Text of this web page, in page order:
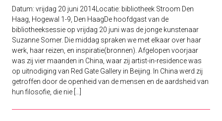
Datum: vrijdag 20 juni 2014Locatie: bibliotheek Stroom Den
Haag, Hogewal 1-9, Den HaagDe hoofdgast van de
bibliotheeksessie op vrijdag 20 juni was de jonge kunstenaar
Suzanne Somer. Die middag spraken we met elkaar over haar
werk, haar reizen, en inspiratie(bronnen). Afgelopen voorjaar
was zij vier maanden in China, waar zij artist-in-residence was
op uitnodiging van Red Gate Gallery in Beijing. In China werd zij
getroffen door de openheid van de mensen en de aardsheid van
hun filosofie, die nie [...]